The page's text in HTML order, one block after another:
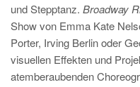
und Stepptanz. Broadway
Show von Emma Kate
Porter, Irving Berlin oder
visuellen Effekten und
atemberaubenden